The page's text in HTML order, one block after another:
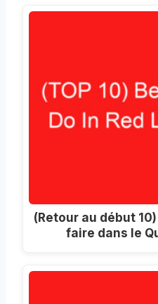
(Retour au début
faire dans le